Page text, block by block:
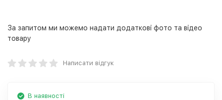
За запитом ми можемо надати додаткові фото та відео
товару
Написати відгук
В наявності